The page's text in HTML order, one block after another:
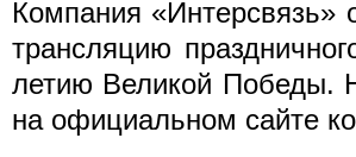
Компания «Интерсвязь»
трансляцию
летию Великой Победы.
на официальном сайте